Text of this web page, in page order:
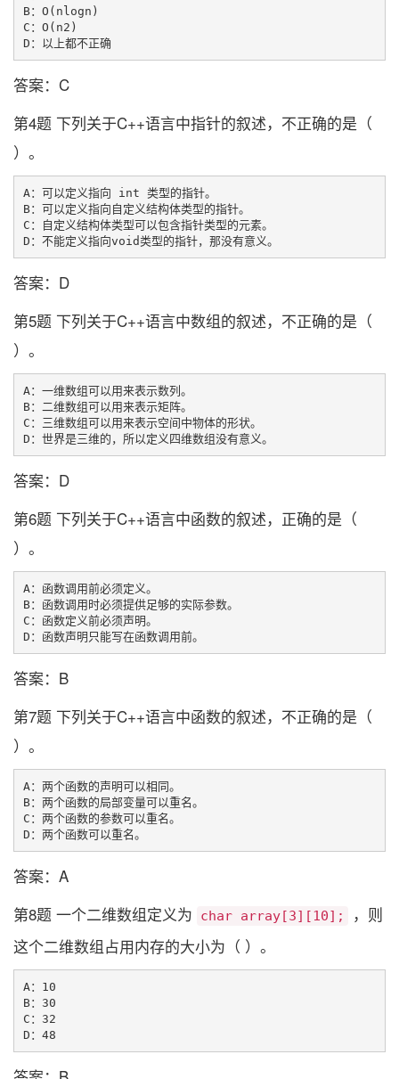
B：O(nlogn)
C：O(n2)
答案：C
第4题 下列关于C++语言中指针的叙述，不正确的是（
）。
A：可以定义指向 int 类型的指针。
B：可以定义指向自定义结构体类型的指针。
C：自定义结构体类型可以包含指针类型的元素。
答案：D
第5题 下列关于C++语言中数组的叙述，不正确的是（
）。
A：一维数组可以用来表示数列。
B：二维数组可以用来表示矩阵。
C：三维数组可以用来表示空间中物体的形状。
答案：D
第6题 下列关于C++语言中函数的叙述，正确的是（
）。
A：函数调用前必须定义。
B：函数调用时必须提供足够的实际参数。
C：函数定义前必须声明。
答案：B
第7题 下列关于C++语言中函数的叙述，不正确的是（
）。
A：两个函数的声明可以相同。
B：两个函数的局部变量可以重名。
C：两个函数的参数可以重名。
答案：A
第8题 一个二维数组定义为
char array[3][10];
，则
这个二维数组占用内存的大小为（ ）。
A：10
B：30
C：32